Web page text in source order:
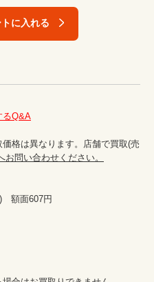
に入れる
るQ&A
格は異なります。店舗で買取(売
お問い合わせください。
額面607円